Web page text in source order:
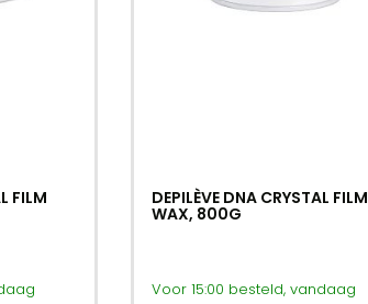
FILM DEPILÈVE DNA CRYSTAL FILM
WAX, 800G
Voor 15:00 besteld, vandaag